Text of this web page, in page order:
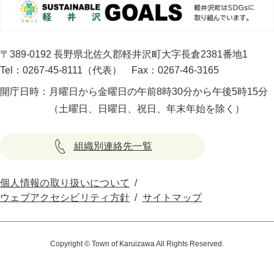
〒389-0192 長野県北佐久郡軽井沢町大字長倉2381番地1
Tel：0267-45-8111（代表）
Fax：0267-46-3165
開庁日時： 月曜日から金曜日の午前8時30分から午後5時15分
（土曜日、日曜日、祝日、年末年始を除く）
組織別連絡先一覧
個人情報の取り扱いについて
ウェブアクセシビリティ方針
サイトマップ
Copyright © Town of Karuizawa All Rights Reserved.